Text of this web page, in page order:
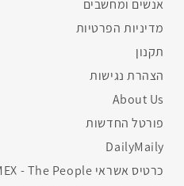
אנשים ומחשבים
מדיניות הפרטיות
תקנון
הצהרת נגישות
About Us
פורטל החדשות
DailyMaily
כרטיס אשראי AMEX - The People